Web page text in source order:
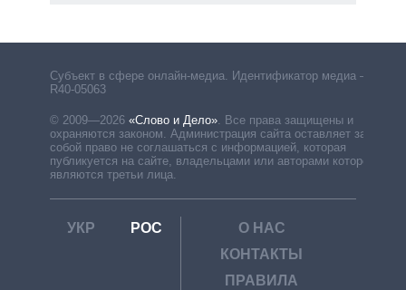
Субъект в сфере онлайн-медиа. Идентификатор медиа –
R40-05063
© 2009—2026 «Слово и Дело» Все права защищены и
охраняются законом. Администрация сайта оставляет за
собой право не соглашаться с информацией, которая
публикуется на сайте, владельцами или авторами которой
являются третьи лица.
УКР РОС
О НАС
КОНТАКТЫ
ПРАВИЛА